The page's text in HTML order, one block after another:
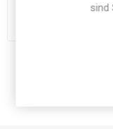
sind